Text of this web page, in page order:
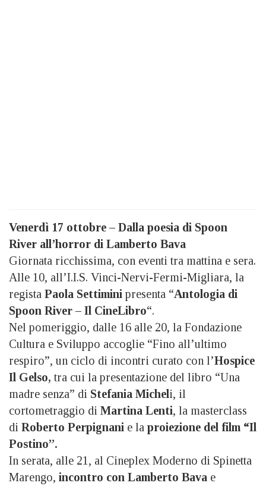
Venerdì 17 ottobre – Dalla poesia di Spoon
River all’horror di Lamberto Bava
Giornata ricchissima, con eventi tra mattina e sera.
Alle 10, all’I.I.S. Vinci-Nervi-Fermi-Migliara, la
regista Paola Settimini presenta “Antologia di
Spoon River – Il CineLibro“.
Nel pomeriggio, dalle 16 alle 20, la Fondazione
Cultura e Sviluppo accoglie “Fino all’ultimo
respiro”, un ciclo di incontri curato con l’Hospice
Il Gelso, tra cui la presentazione del libro “Una
madre senza” di Stefania Michel i, il
cortometraggio di Martina Lenti, la masterclass
di Roberto Perpignani e la proiezione del film “Il
Postino”.
In serata, alle 21, al Cineplex Moderno di Spinetta
Marengo, incontro con Lamberto Bava e